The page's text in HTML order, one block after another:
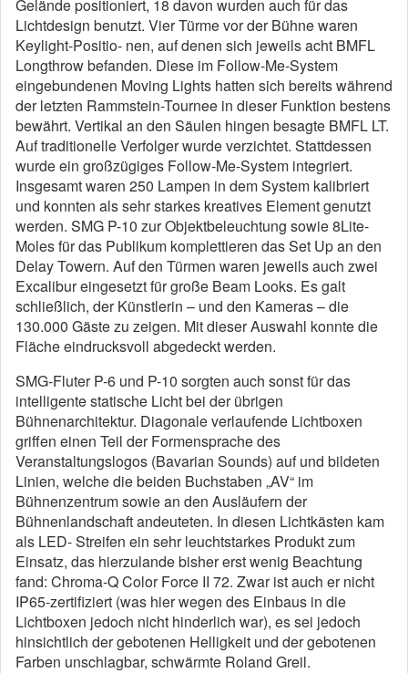
Gelände positioniert, 18 davon wurden auch für das
Lichtdesign benutzt. Vier Türme vor der Bühne waren
Keylight-Positio- nen, auf denen sich jeweils acht BMFL
Longthrow befanden. Diese im Follow-Me-System
eingebundenen Moving Lights hatten sich bereits während
der letzten Rammstein-Tournee in dieser Funktion bestens
bewährt. Vertikal an den Säulen hingen besagte BMFL LT.
Auf traditionelle Verfolger wurde verzichtet. Stattdessen
wurde ein großzügiges Follow-Me-System integriert.
Insgesamt waren 250 Lampen in dem System kalibriert
und konnten als sehr starkes kreatives Element genutzt
werden. SMG P-10 zur Objektbeleuchtung sowie 8Lite-
Moles für das Publikum komplettieren das Set Up an den
Delay Towern. Auf den Türmen waren jeweils auch zwei
Excalibur eingesetzt für große Beam Looks. Es galt
schließlich, der Künstlerin – und den Kameras – die
130.000 Gäste zu zeigen. Mit dieser Auswahl konnte die
Fläche eindrucksvoll abgedeckt werden.
SMG-Fluter P-6 und P-10 sorgten auch sonst für das
intelligente statische Licht bei der übrigen
Bühnenarchitektur. Diagonale verlaufende Lichtboxen
griffen einen Teil der Formensprache des
Veranstaltungslogos (Bavarian Sounds) auf und bildeten
Linien, welche die beiden Buchstaben „AV“ im
Bühnenzentrum sowie an den Ausläufern der
Bühnenlandschaft andeuteten. In diesen Lichtkästen kam
als LED- Streifen ein sehr leuchtstarkes Produkt zum
Einsatz, das hierzulande bisher erst wenig Beachtung
fand: Chroma-Q Color Force II 72. Zwar ist auch er nicht
IP65-zertifiziert (was hier wegen des Einbaus in die
Lichtboxen jedoch nicht hinderlich war), es sei jedoch
hinsichtlich der gebotenen Helligkeit und der gebotenen
Farben unschlagbar, schwärmte Roland Greil.